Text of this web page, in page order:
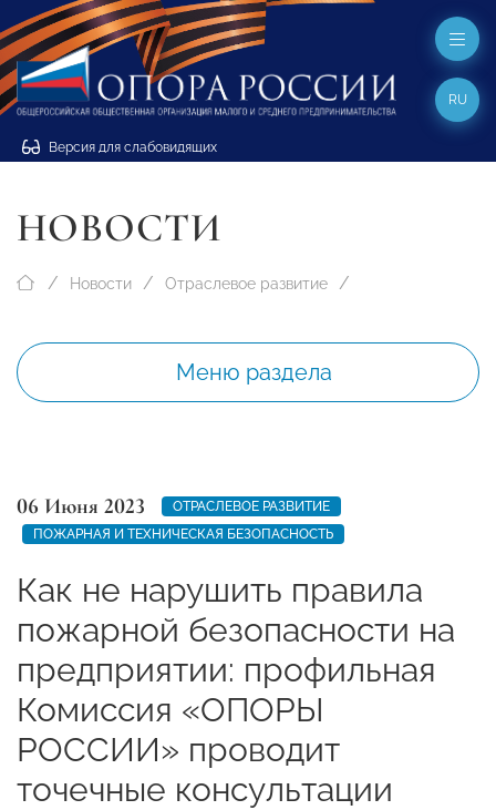
Версия для слабовидящих
RU
НОВОСТИ
Новости Отраслевое развитие
Меню раздела
06 Июня 2023
ОТРАСЛЕВОЕ РАЗВИТИЕ
ПОЖАРНАЯ И ТЕХНИЧЕСКАЯ БЕЗОПАСНОСТЬ
Как не нарушить правила
пожарной безопасности на
предприятии: профильная
Комиссия «ОПОРЫ
РОССИИ» проводит
точечные консультации